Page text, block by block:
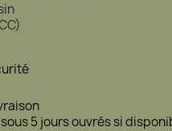
5 jours ouvrés si